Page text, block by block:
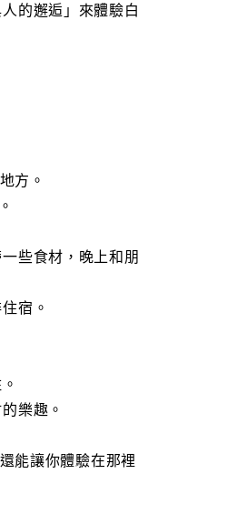
的邂逅」來體驗白
方。
些食材，晚上和朋
宿。
樂趣。
能讓你體驗在那裡